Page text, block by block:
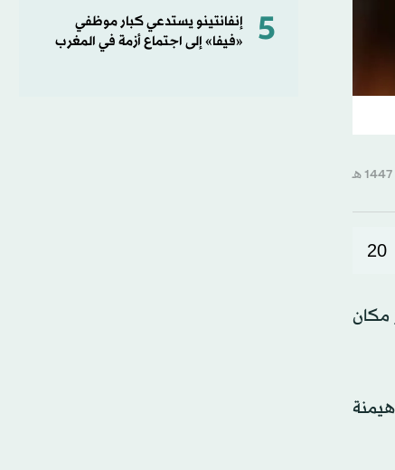
20
مكان
5
إنفانتينو يستدعي كبار موظفي
«فيفا» إلى اجتماع أزمة في المغرب